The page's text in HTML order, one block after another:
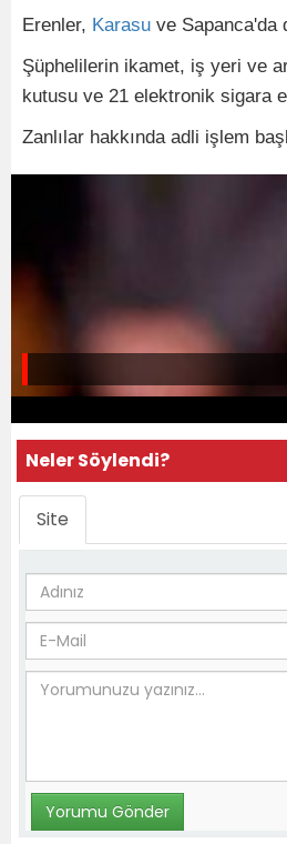
Erenler, Karasu ve Sapanca'da
Şüphelilerin ikamet, iş yeri ve
kutusu ve 21 elektronik sigara
Zanlılar hakkında adli işlem
Neler Söylendi?
Site